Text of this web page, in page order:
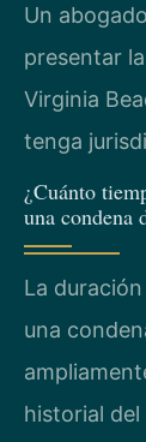
Un
presentar
Virginia
tenga
¿Cuánto
una condena
La
una
historial